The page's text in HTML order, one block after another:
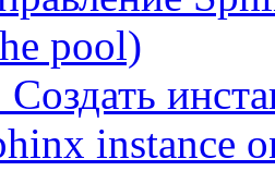
pool)
Создать
instance